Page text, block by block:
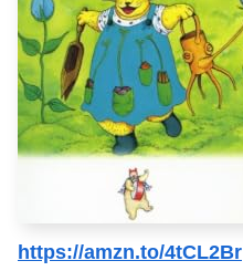
https://amzn.to/4tCL2Br